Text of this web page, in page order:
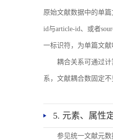
原始文献数据中的单篇
id与article-id、或者
一标识符，为单篇文
耦合关系可通过
系，文献耦合数固定不
5. 元素、属性
参见统一文献元